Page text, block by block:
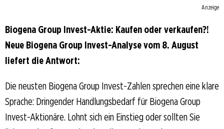
Anzeige
Biogena Group Invest-Aktie: Kaufen oder verkaufen?!
Neue Biogena Group Invest-Analyse vom 8. August
liefert die Antwort:
Die neusten Biogena Group Invest-Zahlen sprechen eine klare
Sprache: Dringender Handlungsbedarf für Biogena Group
Invest-Aktionäre. Lohnt sich ein Einstieg oder sollten Sie